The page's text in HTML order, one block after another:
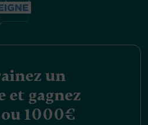
un
et gagnez
1000€